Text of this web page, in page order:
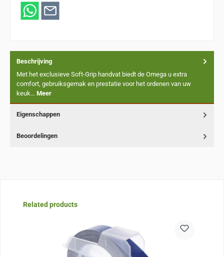
Beschrijving
Met het exclusieve Soft-Grip handvat biedt de Omega u extra
comfort, gebruiksgemak en prestatie voor het ordenen van uw
keuk… Meer
Eigenschappen
Beoordelingen
Sla de afbeeldingengalerij over
Related products